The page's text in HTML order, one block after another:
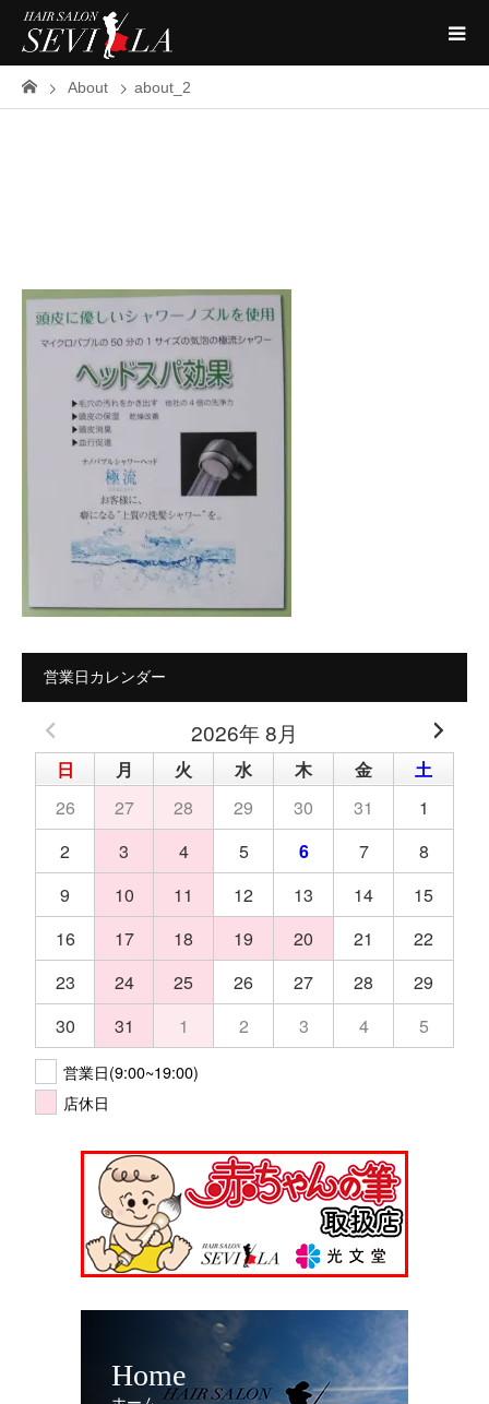
About about_2
営業日カレンダー
2026年 8月
日 月 火 水 木 金
土
26
27 28 29 30 31
1
2
3 4 5 6 7
8
9
10 11 12 13 14
15
16
17 18 19 20 21
22
23
24 25 26 27 28
29
30
31 1 2 3 4 5
営業日(9:00~19:00)
店休日
Home